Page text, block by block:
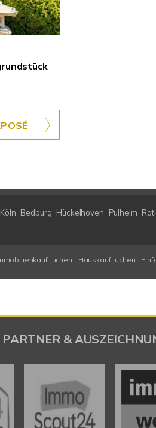
Köln Bedburg Hückelhoven Pulheim
Jüchen Hauskauf Jüchen
PARTNER &